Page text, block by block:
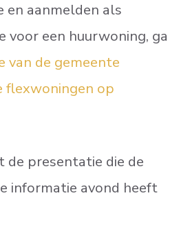
en aanmelden als
voor een huurwoning, ga
van de gemeente
flexwoningen op
de presentatie die de
informatie avond heeft